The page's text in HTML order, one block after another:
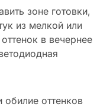
зоне готовки,
из мелкой или
в вечернее
оттенков